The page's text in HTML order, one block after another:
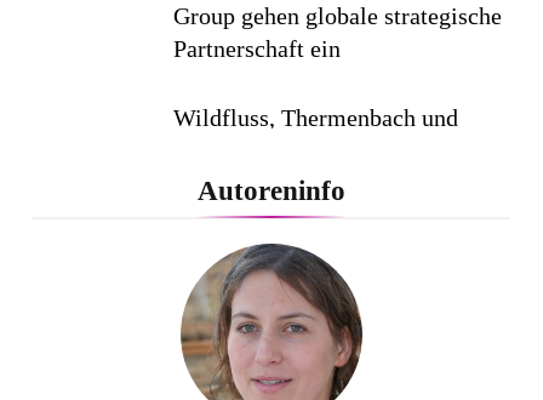
Group gehen globale strategische
Partnerschaft ein
Wildfluss, Thermenbach und
seine erfrischende Seite / Fünf
sommerliche Ausflugsziele,
abenteuerlich und
außergewöhnlich
Lufthansa City Center erneut für
beste Kundenberatung
Autoreninfo